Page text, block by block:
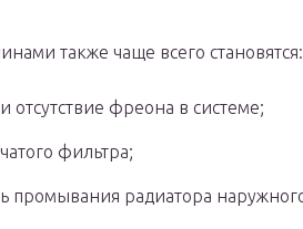
также чаще всего становятся:
отсутствие фреона в системе;
фильтра;
промывания радиатора